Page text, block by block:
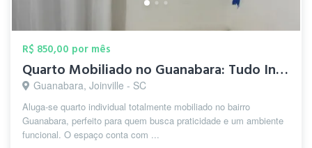
R$ 850,00 por mês
Quarto Mobiliado no Guanabara: Tudo Incl...
Guanabara, Joinville - SC
Aluga-se quarto individual totalmente mobiliado no bairro
Guanabara, perfeito para quem busca praticidade e um ambiente
funcional. O espaço conta com ...